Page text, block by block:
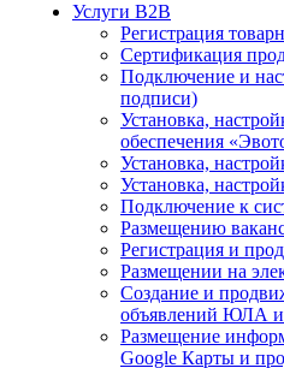
Услуги B2B
Регистрация
Сертификация
Подключение и
подписи)
Установка,
обеспечения
Установка,
Установка,
Подключение к
Размещению
Регистрация и
Размещении на
Создание и
объявлений ЮЛА
Размещение
Google Карты и